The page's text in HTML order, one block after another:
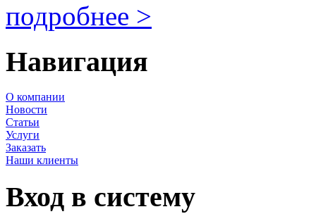
подробнее >
Навигация
О компании
Новости
Статьи
Услуги
Заказать
Наши клиенты
Вход в систему